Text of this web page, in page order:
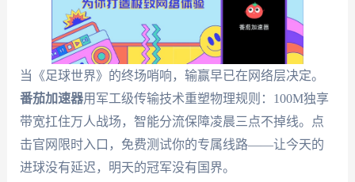
当《足球世界》的终场哨响，输赢早已在网络层决定。
番茄加速器用军工级传输技术重塑物理规则：100M独享
带宽扛住万人战场，智能分流保障凌晨三点不掉线。点
击官网限时入口，免费测试你的专属线路——让今天的
进球没有延迟，明天的冠军没有国界。